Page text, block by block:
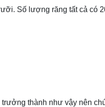
Số lượng răng tất cả có
thành như vậy nên